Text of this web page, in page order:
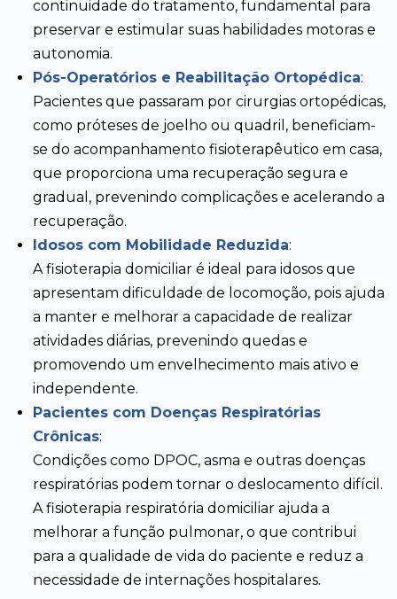
continuidade do tratamento, fundamental para
preservar e estimular suas habilidades motoras e
autonomia.
Pós-Operatórios e Reabilitação Ortopédica:
Pacientes que passaram por cirurgias ortopédicas,
como próteses de joelho ou quadril, beneficiam-
se do acompanhamento fisioterapêutico em casa,
que proporciona uma recuperação segura e
gradual, prevenindo complicações e acelerando a
recuperação.
Idosos com Mobilidade Reduzida:
A fisioterapia domiciliar é ideal para idosos que
apresentam dificuldade de locomoção, pois ajuda
a manter e melhorar a capacidade de realizar
atividades diárias, prevenindo quedas e
promovendo um envelhecimento mais ativo e
independente.
Pacientes com Doenças Respiratórias
Crônicas:
Condições como DPOC, asma e outras doenças
respiratórias podem tornar o deslocamento difícil.
A fisioterapia respiratória domiciliar ajuda a
melhorar a função pulmonar, o que contribui
para a qualidade de vida do paciente e reduz a
necessidade de internações hospitalares.